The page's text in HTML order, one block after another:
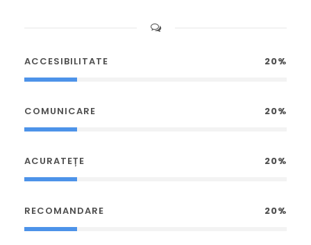
ACCESIBILITATE 20%
COMUNICARE 20%
ACURATEȚE 20%
RECOMANDARE 20%